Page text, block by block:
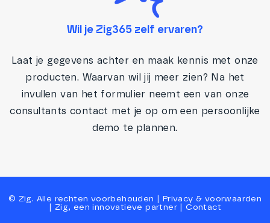
Wil je Zig365 zelf ervaren?
Laat je gegevens achter en maak kennis met onze
producten. Waarvan wil jij meer zien? Na het
invullen van het formulier neemt een van onze
consultants contact met je op om een persoonlijke
demo te plannen.
© Zig. Alle rechten voorbehouden | Privacy & voorwaarden
Zig, een innovatieve partner |Contact